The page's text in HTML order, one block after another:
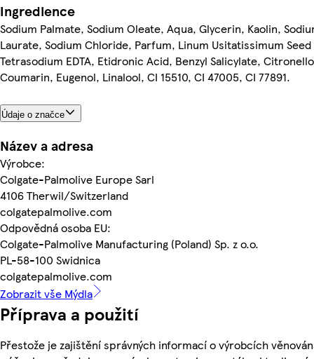
Ingredience
Sodium Palmate, Sodium Oleate, Aqua, Glycerin, Kaolin,
Laurate, Sodium Chloride, Parfum, Linum Usitatissimum
Tetrasodium EDTA, Etidronic Acid, Benzyl Salicylate,
Coumarin, Eugenol, Linalool, CI 15510, CI 47005, CI 77891.
Údaje o značce
Název a adresa
Výrobce:
Colgate-Palmolive Europe Sarl
4106 Therwil/Switzerland
colgatepalmolive.com
Odpovědná osoba EU:
Colgate-Palmolive Manufacturing (Poland) Sp. z o.o.
PL-58-100 Swidnica
colgatepalmolive.com
Zobrazit vše Mýdla
Příprava a použití
Přestože je zajištění správných informací o výrobcích